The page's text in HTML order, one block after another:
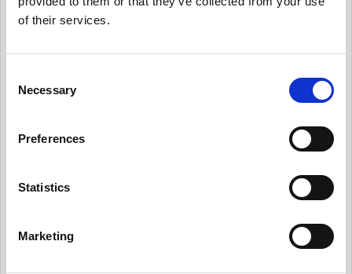
of their services.
Necessary
Preferences
Statistics
Marketing
ーを保守
え方を統合する
有用情報_従業員トレーニングとプライバシーに
ついての認知活動を実施
有用情報_情報セキュリティ・リスクを日常的に
管理する
有用情報_サード・パーティー・リスクを日常的
に管理する
ったものとする